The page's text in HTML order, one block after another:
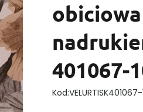
401067-
Kod: